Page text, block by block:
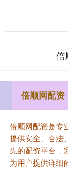
倍
倍顺网配资
倍顺网配资是专
提供安全、合法
先的配资平台，
为用户提供详细